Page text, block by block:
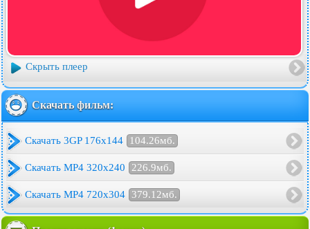
Скрыть плеер
Скачать фильм:
Скачать 3GP 176x144 104.26мб.
Скачать MP4 320x240 226.9мб.
Скачать MP4 720x304 379.12мб.